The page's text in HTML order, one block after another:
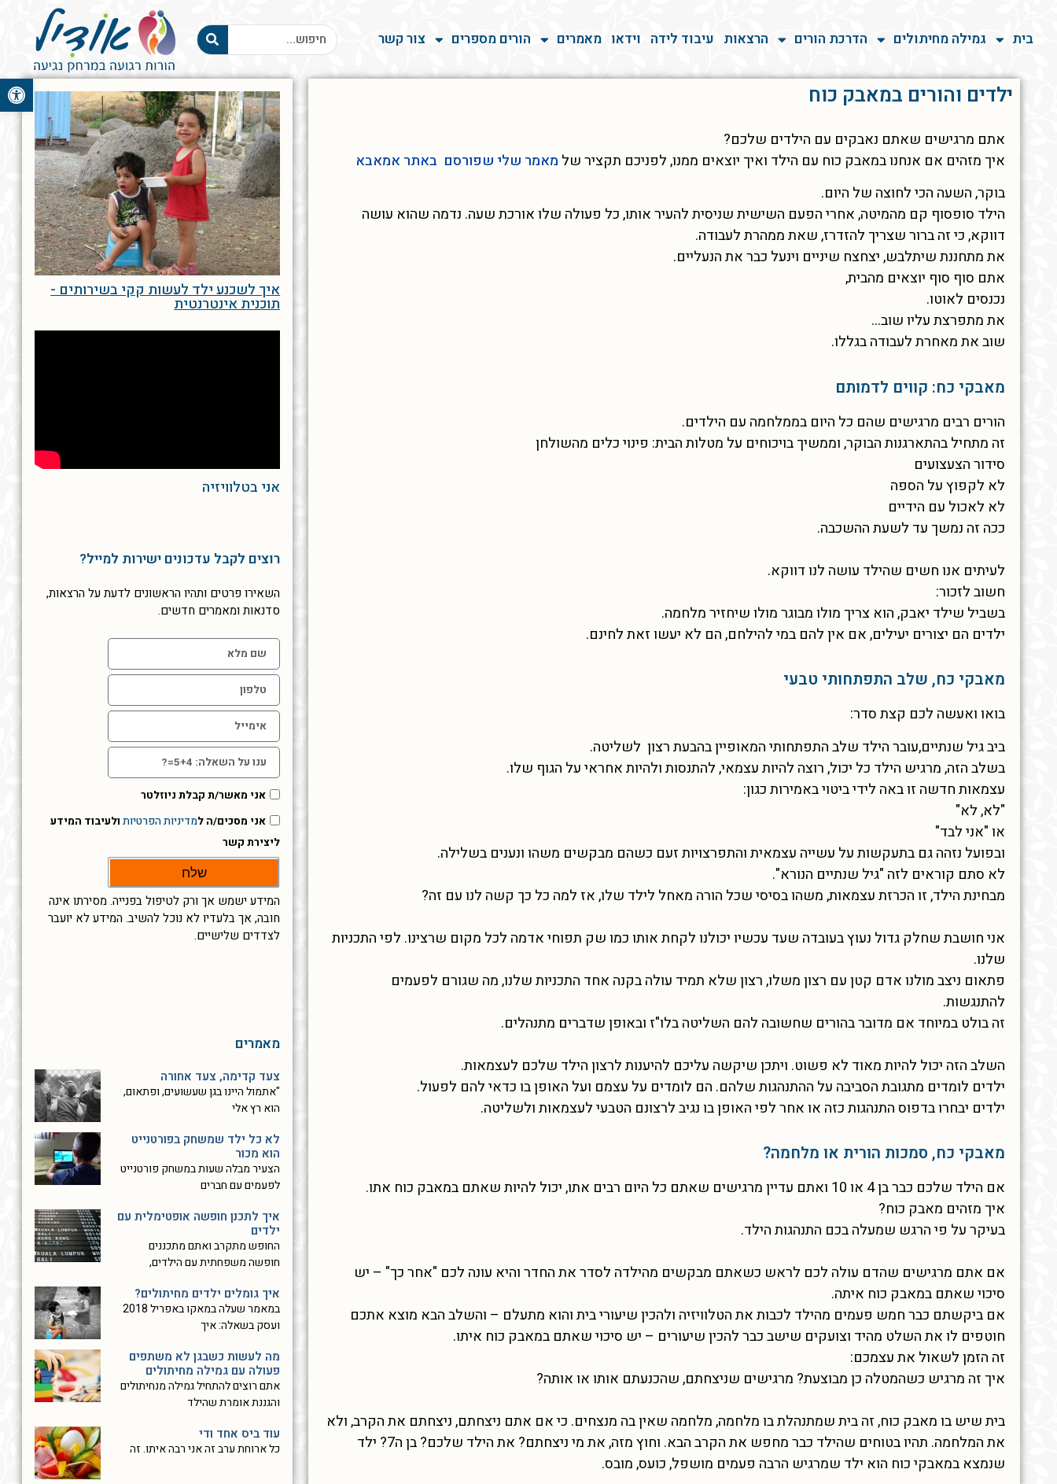
פתח
בית גמילה מחיתולים הדרכת הורים הרצאות עיבוד לידה וידאו מאמרים הורים מספרים צור קשר
ילדים והורים במאבק כוח
אתם מרגישים שאתם נאבקים עם הילדים שלכם?
איך מזהים אם אנחנו במאבק כוח עם הילד ואיך יוצאים ממנו, לפניכם תקציר של מאמר שלי שפורסם באתר אמאבא
בוקר, השעה הכי לחוצה של היום.
הילד סופסוף קם מהמיטה, אחרי הפעם השישית שניסית להעיר אותו, כל פעולה שלו אורכת שעה. נדמה שהוא עושה
דווקא, כי זה ברור שצריך להזדרז, שאת ממהרת לעבודה.
את מתחננת שיתלבש, יצחצח שיניים וינעל כבר את הנעליים.
אתם סוף סוף יוצאים מהבית,
נכנסים לאוטו.
את מתפרצת עליו שוב…
שוב את מאחרת לעבודה בגללו.
מאבקי כח: קווים לדמותם
הורים רבים מרגישים שהם כל היום בממלחמה עם הילדים.
זה מתחיל בהתארגנות הבוקר, וממשיך בויכוחים על מטלות הבית: פינוי כלים מהשולחן
סידור הצעצועים
לא לקפוץ על הספה
לא לאכול עם הידיים
ככה זה נמשך עד לשעת ההשכבה.
לעיתים אנו חשים שהילד עושה לנו דווקא.
חשוב לזכור:
בשביל שילד יאבק, הוא צריך מולו מבוגר מולו שיחזיר מלחמה.
ילדים הם יצורים יעילים, אם אין להם במי להילחם, הם לא יעשו זאת לחינם.
מאבקי כח, שלב התפתחותי טבעי
בואו ואעשה לכם קצת סדר:
ביב גיל שנתיים,עובר הילד שלב התפתחותי המאופיין בהבעת רצון לשליטה.
בשלב הזה, מרגיש הילד כל יכול, רוצה להיות עצמאי, להתנסות ולהיות אחראי על הגוף שלו.
עצמאות חדשה זו באה לידי ביטוי באמירות כגון:
"לא, לא"
או "אני לבד"
ובפועל נזהה גם בתעקשות על עשייה עצמאית והתפרצויות זעם כשהם מבקשים משהו ונענים בשלילה.
לא סתם קוראים לזה "גיל שנתיים הנורא".
מבחינת הילד, זו הכרזת עצמאות, משהו בסיסי שכל הורה מאחל לילד שלו, אז למה כל כך קשה לנו עם זה?
אני חושבת שחלק גדול נעוץ בעובדה שעד עכשיו יכולנו לקחת אותו כמו שק תפוחי אדמה לכל מקום שרצינו. לפי התכניות
שלנו.
פתאום ניצב מולנו אדם קטן עם רצון משלו, רצון שלא תמיד עולה בקנה אחד התכניות שלנו, מה שגורם לפעמים
להתנגשות.
זה בולט במיוחד אם מדובר בהורים שחשובה להם השליטה בלו"ז ובאופן שדברים מתנהלים.
השלב הזה יכול להיות מאוד לא פשוט. ויתכן שיקשה עליכם להיענות לרצון הילד שלכם לעצמאות.
ילדים לומדים מתגובת הסביבה על ההתנהגות שלהם. הם לומדים על עצמם ועל האופן בו כדאי להם לפעול.
ילדים יבחרו בדפוס התנהגות כזה או אחר לפי האופן בו נגיב לרצונם הטבעי לעצמאות ולשליטה.
מאבקי כח, סמכות הורית או מלחמה?
אם הילד שלכם כבר בן 4 או 10 ואתם עדיין מרגישים שאתם כל היום רבים אתו, יכול להיות שאתם במאבק כוח אתו.
איך מזהים מאבק כוח?
בעיקר על פי הרגש שמעלה בכם התנהגות הילד.
אם אתם מרגישים שהדם עולה לכם לראש כשאתם מבקשים מהילדה לסדר את החדר והיא עונה לכם "אחר כך" – יש
סיכוי שאתם במאבק כוח איתה.
אם ביקשתם כבר חמש פעמים מהילד לכבות את הטלוויזיה ולהכין שיעורי בית והוא מתעלם – והשלב הבא מוצא אתכם
חוטפים לו את השלט מהיד וצועקים שישב כבר להכין שיעורים – יש סיכוי שאתם במאבק כוח איתו.
זה הזמן לשאול את עצמכם:
איך זה מרגיש כשהמטלה כן מבוצעת? מרגישים שניצחתם, שהכנעתם אותו או אותה?
בית שיש בו מאבק כוח, זה בית שמתנהלת בו מלחמה, מלחמה שאין בה מנצחים. כי אם אתם ניצחתם, ניצחתם את הקרב, ולא
את המלחמה. תהיו בטוחים שהילד כבר מחפש את הקרב הבא. וחוץ מזה, את מי ניצחתם? את הילד שלכם? בן ה7? ילד
שנמצא במאבקי כוח הוא ילד שמרגיש הרבה פעמים מושפל, כועס, מובס.
איך לשכנע ילד לעשות קקי בשירותים -
תוכנית אינטרנטית
אני בטלוויזיה
רוצים לקבל עדכונים ישירות למייל?
השאירו פרטים ותהיו הראשונים לדעת על הרצאות,
סדנאות ומאמרים חדשים.
אני מאשר/ת קבלת ניוזלטר
אני מסכים/ה למדיניות הפרטיותולעיבוד המידע
ליצירת קשר
שלח
המידע ישמש אך ורק לטיפול בפנייה. מסירתו אינה
חובה, אך בלעדיו לא נוכל להשיב. המידע לא יועבר
לצדדים שלישיים.
מאמרים
צעד קדימה, צעד אחורה
"אתמול היינו בגן שעשועים, ופתאום,
הוא רץ אלי
לא כל ילד שמשחק בפורטנייט
הוא מכור
הצעיר מבלה שעות במשחק פורטנייט
לפעמים עם חברים
איך לתכנן חופשה אופטימלית עם
ילדים
החופש מתקרב ואתם מתכננים
חופשה משפחתית עם הילדים,
איך גומלים ילדים מחיתולים?
במאמר שעלה במאקו באפריל 2018
ועסק בשאלה: איך
מה לעשות כשבגן לא משתפים
פעולה עם גמילה מחיתולים
אתם רוצים להתחיל גמילה מנחיתולים
והגננת אומרת שהילד
עוד ביס אחד ודי
כל ארוחת ערב זה אני רבה איתו. זה